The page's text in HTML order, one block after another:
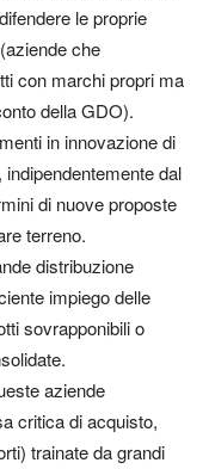
le proprie
che
con marchi propri ma
della GDO).
in innovazione di
dal
di nuove proposte
terreno.
distribuzione
impiego delle
sovrapponibili o
aziende
critica di acquisto,
trainate da grandi